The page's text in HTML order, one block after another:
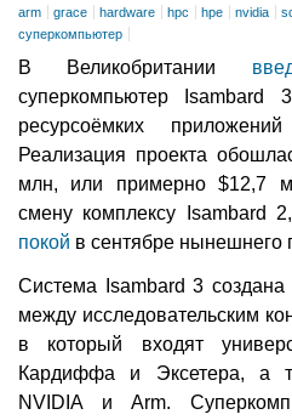
arm grace hardware hpc hpe nvidia
суперкомпьютер
В Великобритании
суперкомпьютер Isambard
ресурсоёмких
Реализация проекта
млн, или примерно $12,7
смену комплексу Isambard
покой в сентябре нынешнего
Система Isambard 3 создана
между исследовательским
в который входят
Кардиффа и Эксетера, а
NVIDIA и Arm.